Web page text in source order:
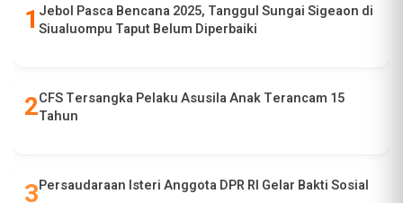
Jebol Pasca Bencana 2025, Tanggul Sungai Sigeaon di
Siualuompu Taput Belum Diperbaiki
CFS Tersangka Pelaku Asusila Anak Terancam 15
Tahun
Persaudaraan Isteri Anggota DPR RI Gelar Bakti Sosial